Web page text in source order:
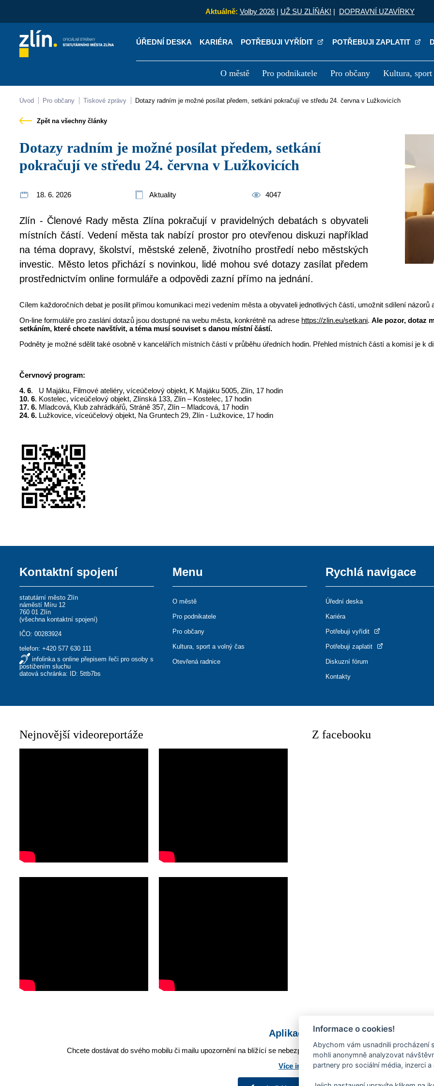
Aktuálně: Volby 2026 | UŽ SU ZLÍŇÁK! | DOPRAVNÍ UZAVÍRKY
ÚŘEDNÍ DESKA KARIÉRA POTŘEBUJI VYŘÍDIT POTŘEBUJI ZAPLATIT
O městě Pro podnikatele Pro občany Kultura, sport
Kontakty Úřední deska Kariéra
Úvod Pro občany Tiskové zprávy Dotazy radním je možné posílat předem, setkání pokračují ve středu 24. června v Lužkovicích
Zpět na všechny články
Dotazy radním je možné posílat předem, setkání
pokračují ve středu 24. června v Lužkovicích
18. 6. 2026 Aktuality 4047
Zlín - Členové Rady města Zlína pokračují v pravidelných debatách s obyvateli
místních částí. Vedení města tak nabízí prostor pro otevřenou diskuzi například
na téma dopravy, školství, městské zeleně, životního prostředí nebo městských
investic. Město letos přichází s novinkou, lidé mohou své dotazy zasílat předem
prostřednictvím online formuláře a odpovědi zazní přímo na jednání.
Cílem každoročních debat je posílit přímou komunikaci mezi vedením města a obyvateli jednotlivých částí, umožnit sdílení názorů
On-line formuláře pro zaslání dotazů jsou dostupné na webu města, konkrétně na adrese https://zlin.eu/setkani.Ale pozor, dotaz
setkáním, které chcete navštívit, a téma musí souviset s danou místní částí.
Podněty je možné sdělit také osobně v kancelářích místních částí v průběhu úředních hodin. Přehled místních částí a komisí je k
Červnový program:
4. 6. U Majáku, Filmové ateliéry, víceúčelový objekt, K Majáku 5005, Zlín, 17 hodin
10. 6. Kostelec, víceúčelový objekt, Zlínská 133, Zlín – Kostelec, 17 hodin
17. 6. Mladcová, Klub zahrádkářů, Stráně 357, Zlín – Mladcová, 17 hodin
24. 6. Lužkovice, víceúčelový objekt, Na Gruntech 29, Zlín - Lužkovice, 17 hodin
Kontaktní spojení
statutární město Zlín
náměstí Míru 12
760 01 Zlín
(všechna kontaktní spojení)
IČO: 00283924
telefon:+420 577 630 111
infolinka s online přepisem řeči pro osoby s
postižením sluchu
datová schránka: ID: 5ttb7bs
Menu
O městě
Pro podnikatele
Pro občany
Kultura, sport a volný čas
Otevřená radnice
Rychlá navigace
Úřední deska
Kariéra
Potřebuji vyřídit
Potřebuji zaplatit
Diskuzní fórum
Kontakty
Nejnovější videoreportáže Z facebooku
Aplikace Mobilní rozhlas
Chcete dostávat do svého mobilu či mailu upozornění na blížící se nebezpečí, odstávky, poruchy a výpadky
Více informací o aplikaci
Informace o cookies!
Abychom vám usnadnili procházení
mohli anonymně analyzovat
partnery pro sociální média, inzerci a